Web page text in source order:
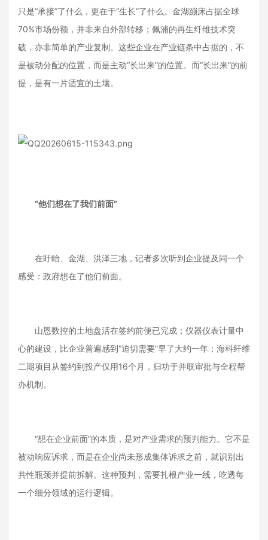
只是“承接”了什么，更在于“生长”了什么。金湖蹦床占据全球
70%市场份额，并非来自外部转移；佩浦的再生纤维技术突
破，亦非简单的产业复制。这些企业在产业链条中占据的，不
是被动分配的位置，而是主动“长出来”的位置。而“长出来”的前
提，是有一片适宜的土壤。
“他们想在了我们前面”
在盱眙、金湖、洪泽三地，记者多次听到企业提及同一个
感受：政府想在了他们前面。
山恩数控的土地盘活在签约前便已完成；仪器仪表计量中
心的建设，比企业普遍感到“迫切需要”早了大约一年；海科纤维
二期项目从签约到投产仅用16个月，归功于并联审批与全程帮
办机制。
“想在企业前面”的本质，是对产业需求的预判能力。它不是
被动响应诉求，而是在企业尚未形成集体诉求之前，就识别出
共性瓶颈并提前拆解。这种预判，需要扎根产业一线，吃透每
一个细分领域的运行逻辑。